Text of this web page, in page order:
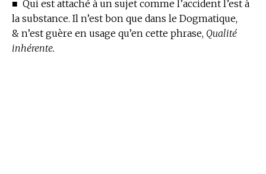
■ Qui est attaché à un sujet comme l’accident l’est à
la substance. Il n’est bon que dans le Dogmatique,
& n’est guère en usage qu’en cette phrase, Qualité
inhérente.